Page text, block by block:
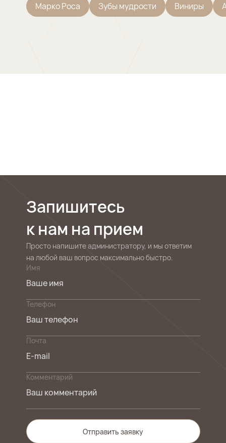
Марко Роса Зубы мудрости Виниры
Запишитесь
к нам на прием
Просто напишите администратору, и мы ответим
на любой ваш вопрос максимально быстро.
Имя
Телефон
Почта
Комментарий
Отправить заявку